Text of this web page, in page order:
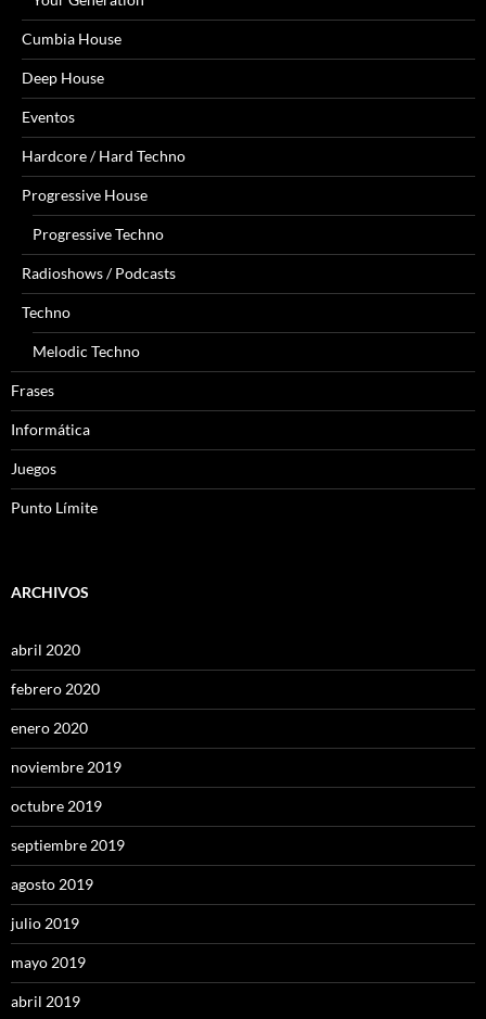
Cumbia House
Deep House
Eventos
Hardcore / Hard Techno
Progressive House
Progressive Techno
Radioshows / Podcasts
Techno
Melodic Techno
Frases
Informática
Juegos
Punto Límite
ARCHIVOS
abril 2020
febrero 2020
enero 2020
noviembre 2019
octubre 2019
septiembre 2019
agosto 2019
julio 2019
mayo 2019
abril 2019